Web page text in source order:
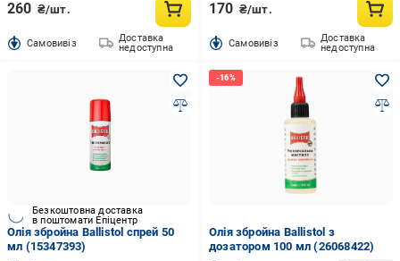
260 ₴/шт.
Cамовивіз
Доставка
недоступна
170 ₴/шт.
Cамовивіз
Доставка
недоступна
Безкоштовна доставка
в поштомати Епіцентр
Олія збройна Ballistol спрей 50
мл (15347393)
Олія збройна Ballistol з
дозатором 100 мл (26068422)